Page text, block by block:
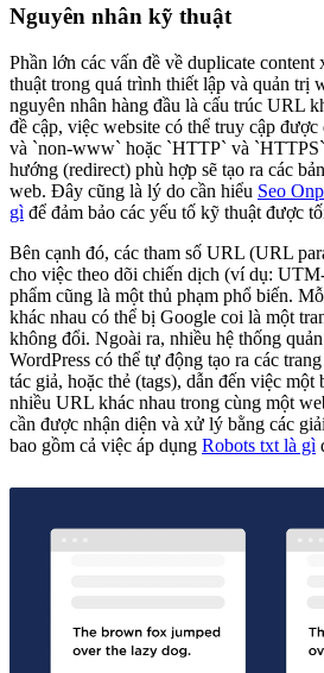
Nguyên nhân kỹ thuật
Phần lớn các vấn đề về duplicate
thuật trong quá trình thiết lập và quản trị
nguyên nhân hàng đầu là cấu trúc URL
đề cập, việc website có thể truy cập
và `non-www` hoặc `HTTP` và
hướng (redirect) phù hợp sẽ tạo ra các
web. Đây cũng là lý do cần hiểu Seo
gì để đảm bảo các yếu tố kỹ thuật được
Bên cạnh đó, các tham số URL (URL
cho việc theo dõi chiến dịch (ví dụ:
phẩm cũng là một thủ phạm phổ biến.
khác nhau có thể bị Google coi là một
không đổi. Ngoài ra, nhiều hệ thống
WordPress có thể tự động tạo ra các
tác giả, hoặc thẻ (tags), dẫn đến việc một
nhiều URL khác nhau trong cùng một
cần được nhận diện và xử lý bằng các
bao gồm cả việc áp dụng Robots txt là gì